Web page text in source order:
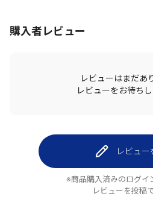
購入者レビュー
レビューはまだあ
レビューをお待ちし
レビュー
※商品購入済みのログイ
レビューを投稿